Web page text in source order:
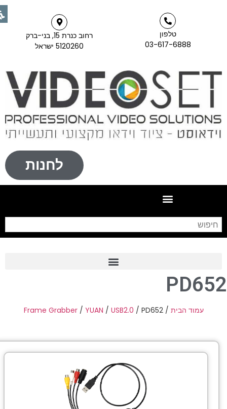
טלפון
03-617-6888
רחוב כנרת 15, בני-ברק
5120260 ישראל
לחנות
Frame Grabber
Industrial Camera
C-Mount Lenss
Professional Video Equipment
Visualizer
עמוד הבית/
Frame Grabber /YUAN /USB2.0 / PD652